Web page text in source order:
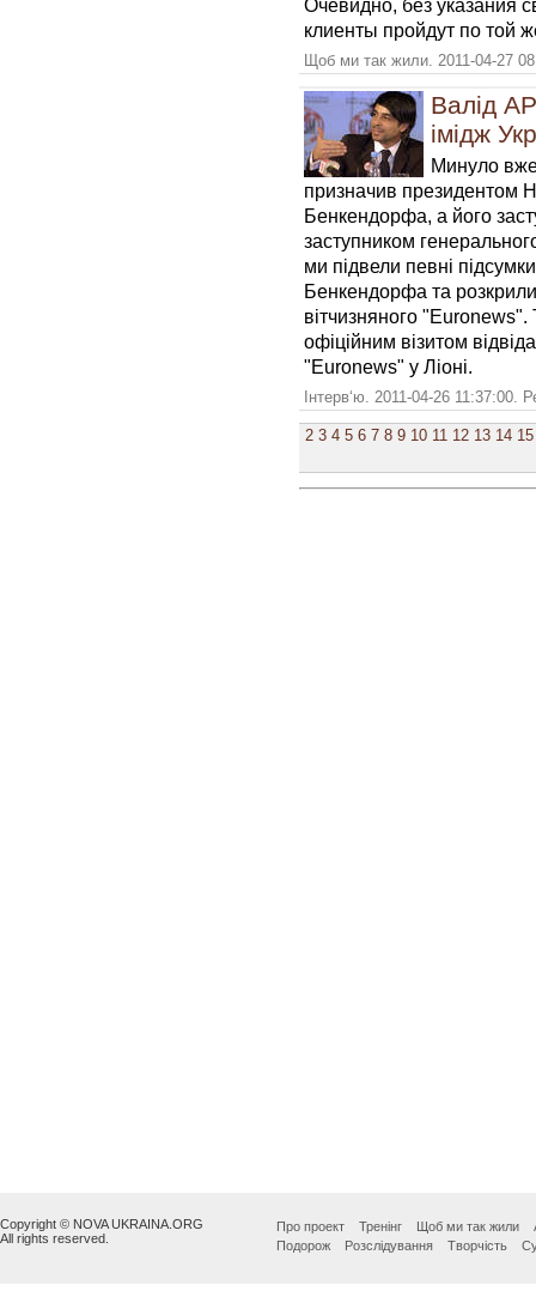
Очевидно, без указания
клиенты пройдут по той
Щоб ми так жили. 2011-04-27
Валід
імідж
Минуло вже
призначив президентом
Бенкендорфа, а його
заступником
ми підвели певні
Бенкендорфа та розкрили
вітчизняного
офіційним візитом
"Euronews" у Ліоні.
Інтерв‘ю. 2011-04-26 11:37:00.
2 3 4 5 6 7 8 9 10 11 12 13 14 15
Copyright © NOVA UKRAINA.ORG
All rights reserved.
Про проект Тренінг Щоб ми так жили
Подорож
Розслідування Творчість